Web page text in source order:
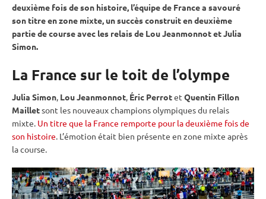
deuxième fois de son histoire, l’équipe de France a savouré
son titre en zone mixte, un succès construit en deuxième
partie de course avec les relaisde Lou Jeanmonnot et Julia
Simon.
La France sur le toit de l’olympe
Julia Simon, Lou Jeanmonnot, Éric Perrotet Quentin Fillon
Mailletsont les nouveaux champions olympiques du relais
mixte. Un titre que la France remporte pour la deuxième fois de
son histoire. L’émotion était bien présente en zone mixte après
la course.